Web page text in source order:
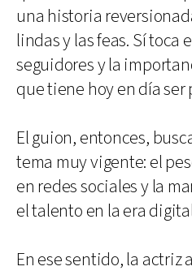
una historia
lindas y las feas. Sí toca
seguidores y la
que tiene hoy en día ser
El guion, entonces,
tema muy vigente: el
en redes sociales y la
el talento en la era
En ese sentido, la actriz